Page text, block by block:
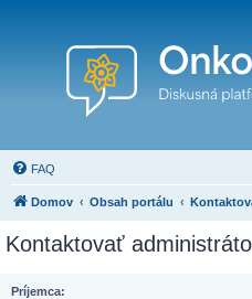
FAQ
Domov Obsah portálu
Kontaktovať
Príjemca: